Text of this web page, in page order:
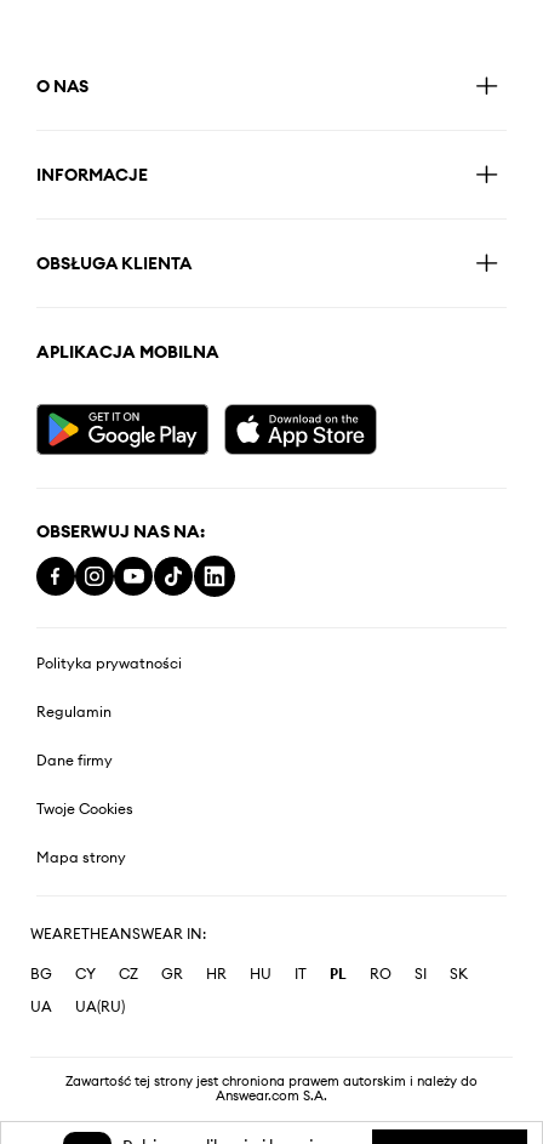
O NAS
INFORMACJE
OBSŁUGA KLIENTA
APLIKACJA MOBILNA
OBSERWUJ NAS NA:
Polityka prywatności
Regulamin
Dane firmy
Twoje Cookies
Mapa strony
WEARETHEANSWEAR IN:
BG CY CZ GR HR HU IT PL RO SI
SK
UA
UA(RU)
Zawartość tej strony jest chroniona prawem autorskim i należy do
Answear.com S.A.